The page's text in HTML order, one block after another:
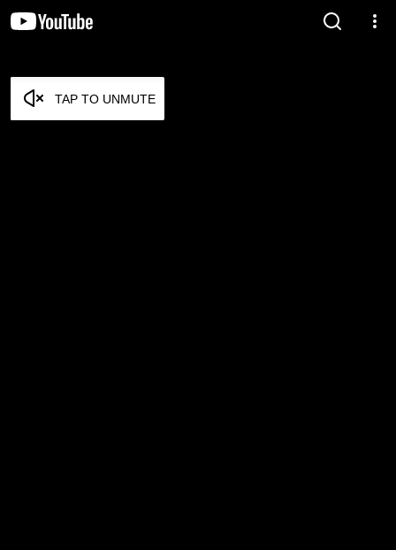
TAP TO UNMUTE